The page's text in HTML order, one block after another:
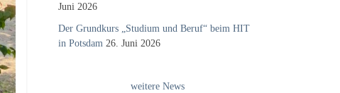
Juni 2026
Der Grundkurs „Studium und Beruf“ beim HIT
in Potsdam 26. Juni 2026
weitere News